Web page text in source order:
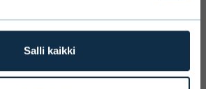
Salli kaikki
of the website are
for any national